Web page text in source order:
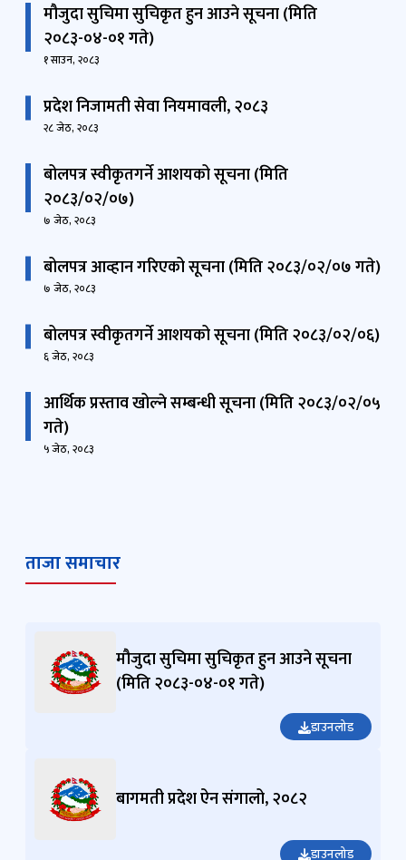
मौजुदा सुचिमा सुचिकृत हुन आउने सूचना (मिति
२०८३-०४-०१ गते)
१ साउन, २०८३
प्रदेश निजामती सेवा नियमावली, २०८३
२८ जेठ, २०८३
बोलपत्र स्वीकृतगर्ने आशयको सूचना (मिति
२०८३/०२/०७)
७ जेठ, २०८३
बोलपत्र आव्हान गरिएको सूचना (मिति २०८३/०२/०७ गते)
७ जेठ, २०८३
बोलपत्र स्वीकृतगर्ने आशयको सूचना (मिति २०८३/०२/०६)
६ जेठ, २०८३
आर्थिक प्रस्ताव खोल्ने सम्बन्धी सूचना (मिति २०८३/०२/०५
गते)
५ जेठ, २०८३
ताजा समाचार
मौजुदा सुचिमा सुचिकृत हुन आउने सूचना
(मिति २०८३-०४-०१ गते)
डाउनलोड
बागमती प्रदेश ऐन संगालो, २०८२
डाउनलोड